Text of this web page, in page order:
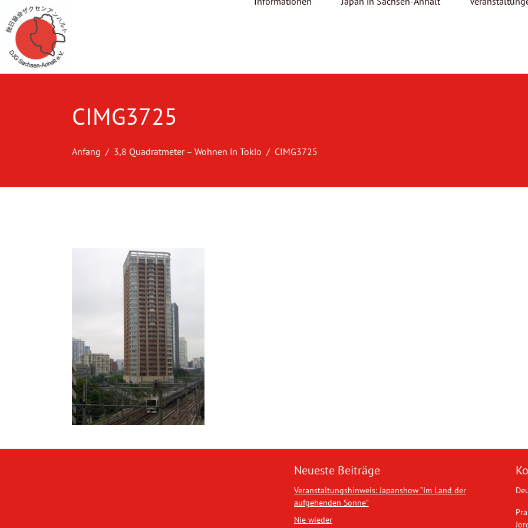
CIMG3725
Anfang 3,8 Quadratmeter – Wohnen in Tokio CIMG3725
Neueste Beiträge
Veranstaltungshinweis: Japanshow “Im Land der
aufgehenden Sonne”
Nie wieder